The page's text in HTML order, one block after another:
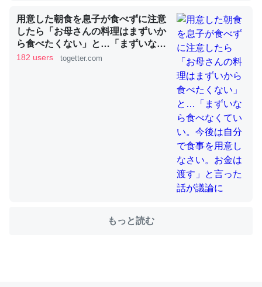
ちょうど同じ理由でEcho Show 8を設定中でした。Prime
とかSpotifyを支払う孝行もできる。一生で親と会える残
り時間を日数にすると1週間とかの人が多いそうだけど、
それを実質100倍以上に伸ばす効果があるはず……
─たまにLINEするくらいだった遠方の父67歳と僕。ITツール導入で
コミュニケーションが劇的に変化した｜tayorini by LIFULL介護
回線代ほとんどかからないですよ。参考：
用意した朝食を息子が食べずに注意
したら「お母さんの料理はまずいか
ら食べたくない」と…「まずいなら
食べなくていい。今後は自分で食事
182 users togetter.com
もっと読む